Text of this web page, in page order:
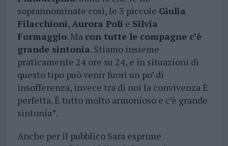
soprannominate così, le 3 piccole Giulia
Filacchioni,Aurora Poli e Silvia
Formaggio. Ma con tutte le compagne c’è
grande sintonia. Stiamo insieme
praticamente 24 ore su 24, e in situazioni di
questo tipo può venir fuori un po’ di
insofferenza, invece tra di noi la convivenza È
perfetta. È tutto molto armonioso e c’è grande
sintonia”.
Anche per il pubblico Sara esprime